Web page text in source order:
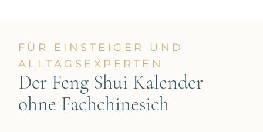
FÜR EINSTEIGER UND
ALLTAGSEXPERTEN
Der Feng Shui Kalender
ohne Fachchinesich